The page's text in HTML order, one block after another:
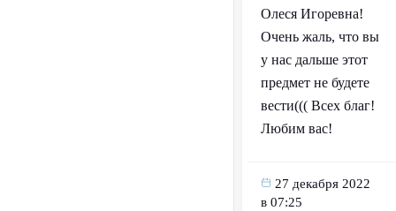
Олеся Игоревна!
Очень жаль, что вы
у нас дальше этот
предмет не будете
вести((( Всех благ!
Любим вас!
27 декабря 2022
в 07:25